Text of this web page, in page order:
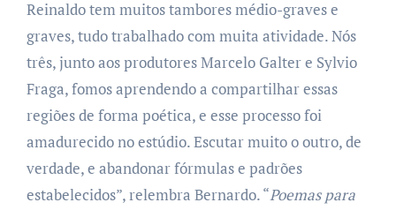
Reinaldo tem muitos tambores médio-graves e
graves, tudo trabalhado com muita atividade. Nós
três, junto aos produtores Marcelo Galter e Sylvio
Fraga, fomos aprendendo a compartilhar essas
regiões de forma poética, e esse processo foi
amadurecido no estúdio. Escutar muito o outro, de
verdade, e abandonar fórmulas e padrões
estabelecidos”, relembra Bernardo. “Poemas para